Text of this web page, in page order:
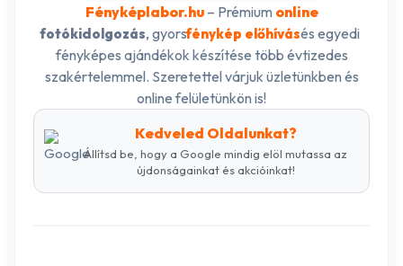
Fényképlabor.hu– Prémium online
fotókidolgozás, gyorsfénykép előhívásés egyedi
fényképes ajándékok készítése több évtizedes
szakértelemmel. Szeretettel várjuk üzletünkben és
online felületünkön is!
Kedveled Oldalunkat?
Állítsd be, hogy a Google mindig elöl mutassa az
újdonságainkat és akcióinkat!